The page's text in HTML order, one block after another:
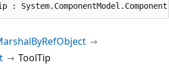
ToolTip